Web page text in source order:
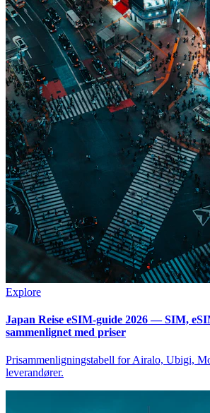
Explore
Japan Reise eSIM-guide 2026 — SIM,
sammenlignet med priser
Prisammenligningstabell for Airalo, Ubigi,
leverandører.